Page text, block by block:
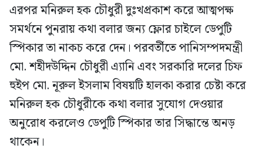
এরপর মনিরুল হক চৌধুরী দুঃখপ্রকাশ করে আত্মপক্ষ
সমর্থনে পুনরায় কথা বলার জন্য ফ্লোর চাইলে ডেপুটি
স্পিকার তা নাকচ করে দেন। পরবর্তীতে পানিসম্পদমন্ত্রী
মো. শহীদউদ্দিন চৌধুরী এ্যানি এবং সরকারি দলের চিফ
হুইপ মো. নূরুল ইসলাম বিষয়টি হালকা করার চেষ্টা করে
মনিরুল হক চৌধুরীকে কথা বলার সুযোগ দেওয়ার
অনুরোধ করলেও ডেপুটি স্পিকার তার সিদ্ধান্তে অনড়
থাকেন।